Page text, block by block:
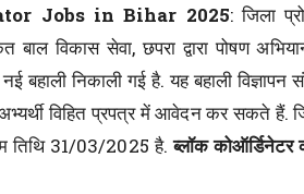
Jobs in Bihar 2025: जिला
बाल विकास सेवा, छपरा द्वारा पोषण
बहाली निकाली गई है. यह बहाली
विहित प्रपत्र में आवेदन कर सकते हैं.
तिथि 31/03/2025 है.ब्लॉक कोऑर्डिनेटर